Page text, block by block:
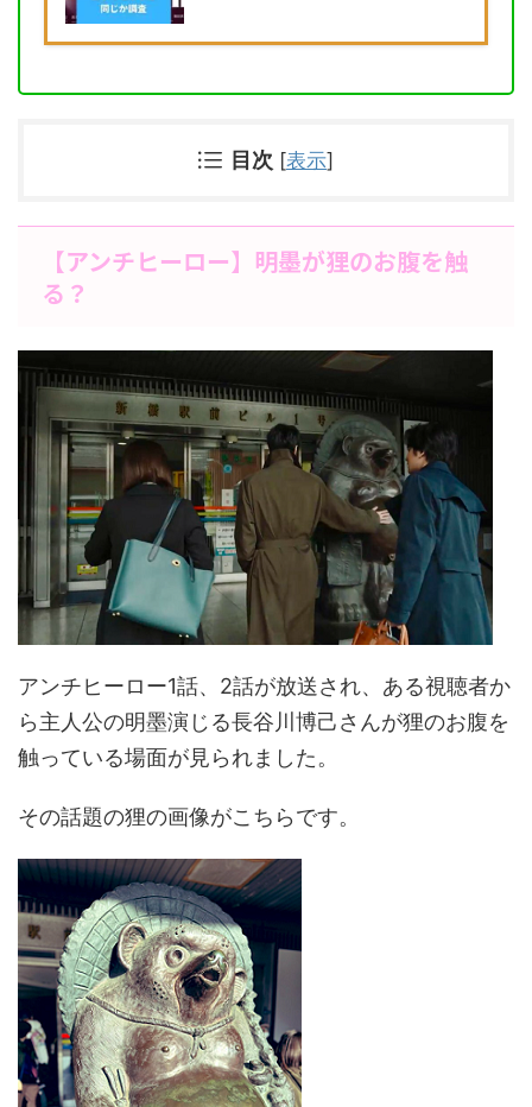
目次 [表示]
【アンチヒーロー】明墨が狸のお腹を触
る？
アンチヒーロー1話、2話が放送され、ある視聴者か
ら主人公の明墨演じる長谷川博己さんが狸のお腹を
触っている場面が見られました。
その話題の狸の画像がこちらです。